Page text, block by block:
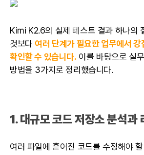
Kimi K2.6의 실제 테스트 결과 하나의
것보다여러 단계가 필요한 업무에서 강
확인할 수 있습니다. 이를 바탕으로 실
방법을 3가지로 정리했습니다.
1. 대규모 코드 저장소 분석과
여러 파일에 흩어진 코드를 수정해야